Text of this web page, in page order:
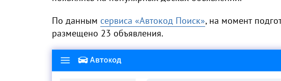
По данным сервиса «Автокод Поиск», на момент
размещено 23 объявления.